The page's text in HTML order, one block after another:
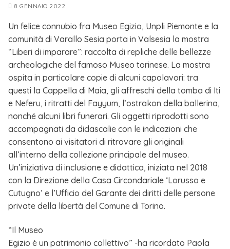
8 GENNAIO 2022
Un felice connubio fra Museo Egizio, Unpli Piemonte e la
comunità di Varallo Sesia porta in Valsesia la mostra
“Liberi di imparare”: raccolta di repliche delle bellezze
archeologiche del famoso Museo torinese. La mostra
ospita in particolare copie di alcuni capolavori: tra
questi la Cappella di Maia, gli affreschi della tomba di Iti
e Neferu, i ritratti del Fayyum, l’ostrakon della ballerina,
nonché alcuni libri funerari. Gli oggetti riprodotti sono
accompagnati da didascalie con le indicazioni che
consentono ai visitatori di ritrovare gli originali
all’interno della collezione principale del museo.
Un’iniziativa di inclusione e didattica, iniziata nel 2018
con la Direzione della Casa Circondariale ‘Lorusso e
Cutugno’ e l’Ufficio del Garante dei diritti delle persone
private della libertà del Comune di Torino.
“Il Museo
Egizio è un patrimonio collettivo” -ha ricordato Paola